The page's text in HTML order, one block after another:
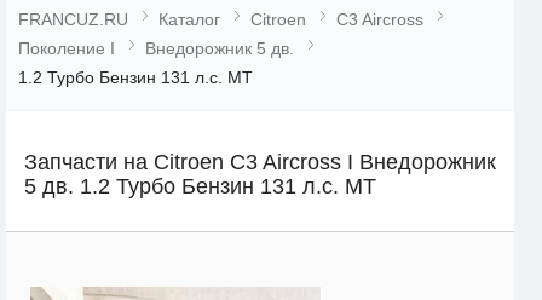
FRANCUZ.RU Каталог Citroen
C3 Aircross
Поколение I
Внедорожник 5 дв.
1.2 Турбо Бензин 131 л.с. MT
Запчасти на Citroen C3 Aircross I Внедорожник
5 дв. 1.2 Турбо Бензин 131 л.с. MT